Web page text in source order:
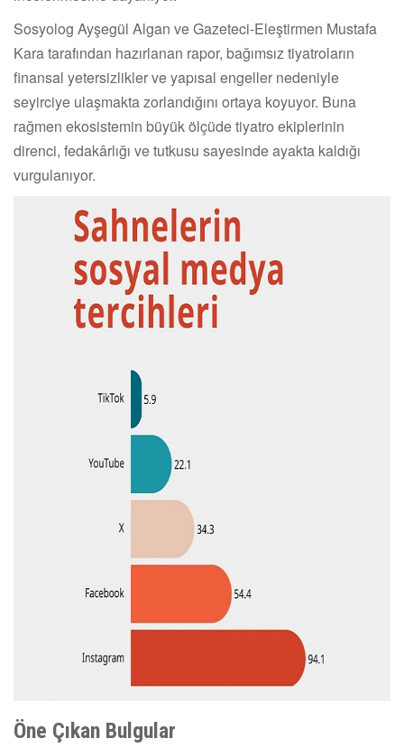
Sosyolog Ayşegül Algan ve Gazeteci-Eleştirmen Mustafa
Kara tarafından hazırlanan rapor, bağımsız tiyatroların
finansal yetersizlikler ve yapısal engeller nedeniyle
seyirciye ulaşmakta zorlandığını ortaya koyuyor. Buna
rağmen ekosistemin büyük ölçüde tiyatro ekiplerinin
direnci, fedakârlığı ve tutkusu sayesinde ayakta kaldığı
vurgulanıyor.
Öne Çıkan Bulgular